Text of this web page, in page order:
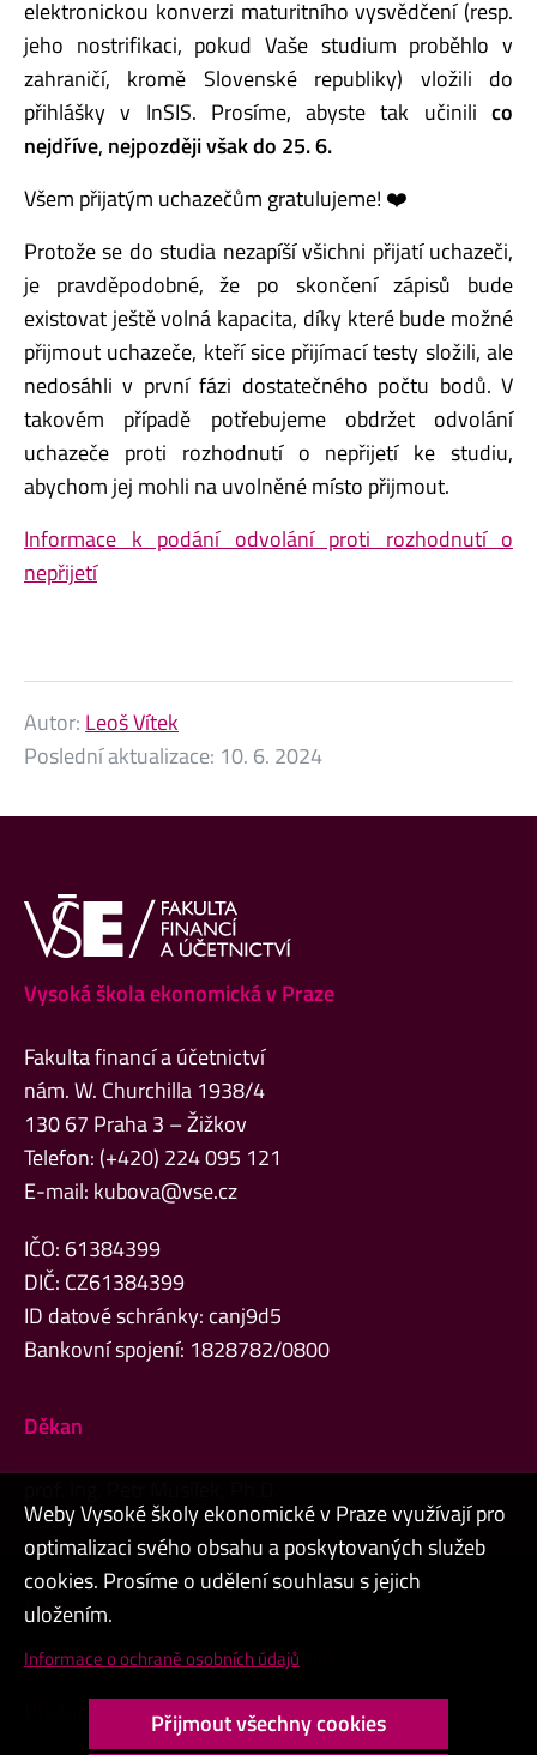
elektronickou konverzi maturitního vysvědčení (resp.
jeho nostrifikaci, pokud Vaše studium proběhlo v
zahraničí, kromě Slovenské republiky) vložili do
přihlášky v InSIS. Prosíme, abyste tak učinili co
nejdříve, nejpozději však do 25. 6.
Všem přijatým uchazečům gratulujeme! ❤️
Protože se do studia nezapíší všichni přijatí uchazeči,
je pravděpodobné, že po skončení zápisů bude
existovat ještě volná kapacita, díky které bude možné
přijmout uchazeče, kteří sice přijímací testy složili, ale
nedosáhli v první fázi dostatečného počtu bodů. V
takovém případě potřebujeme obdržet odvolání
uchazeče proti rozhodnutí o nepřijetí ke studiu,
abychom jej mohli na uvolněné místo přijmout.
Informace k podání odvolání proti rozhodnutí o
nepřijetí
Autor: Leoš Vítek
Poslední aktualizace: 10. 6. 2024
Vysoká škola ekonomická v Praze
Fakulta financí a účetnictví
nám. W. Churchilla 1938/4
130 67 Praha 3 – Žižkov
Telefon: (+420) 224 095 121
E-mail: kubova@vse.cz
IČO: 61384399
DIČ: CZ61384399
ID datové schránky: canj9d5
Bankovní spojení: 1828782/0800
Děkan
Admin
Cookies a ochrana osobních údajů
Přístupnost webu
Weby Vysoké školy ekonomické v Praze využívají pro
optimalizaci svého obsahu a poskytovaných služeb
cookies. Prosíme o udělení souhlasu s jejich
uložením.
Informace o ochraně osobních údajů
Přijmout všechny cookies